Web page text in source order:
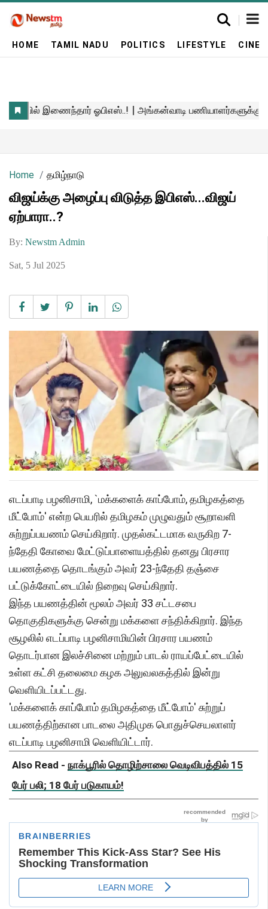
HOME TAMIL NADU POLITICS LIFESTYLE
Home தமிழ்நாடு
விஜய்க்கு அழைப்பு விடுத்த இபிஎஸ்...விஜய்
ஏற்பாரா..?
By: Newstm Admin
Sat, 5 Jul 2025
எடப்பாடி பழனிசாமி, `மக்களைக் காப்போம், தமிழகத்தை
மீட்போம்' என்ற பெயரில் தமிழகம் முழுவதும் சூறாவளி
சுற்றுப்பயணம் செய்கிறார். முதல்கட்டமாக வருகிற 7-
ந்தேதி கோவை மேட்டுப்பாளையத்தில் தனது பிரசார
பயணத்தை தொடங்கும் அவர் 23-ந்தேதி தஞ்சை
பட்டுக்கோட்டையில் நிறைவு செய்கிறார்.
இந்த பயணத்தின் மூலம் அவர் 33 சட்டசபை
தொகுதிகளுக்கு சென்று மக்களை சந்திக்கிறார். இந்த
சூழலில் எடப்பாடி பழனிசாமியின் பிரசார பயணம்
தொடர்பான இலச்சினை மற்றும் பாடல் ராயப்பேட்டையில்
உள்ள கட்சி தலைமை கழக அலுவலகத்தில் இன்று
வெளியிடப்பட்டது.
'மக்களைக் காப்போம் தமிழகத்தை மீட்போம்' சுற்றுப்
பயணத்திற்கான பாடலை அதிமுக பொதுச்செயலாளர்
எடப்பாடி பழனிசாமி வெளியிட்டார்.
Also Read - நாக்பூரில் தொழிற்சாலை வெடிவிபத்தில் 15
பேர் பலி; 18 பேர் படுகாயம்!